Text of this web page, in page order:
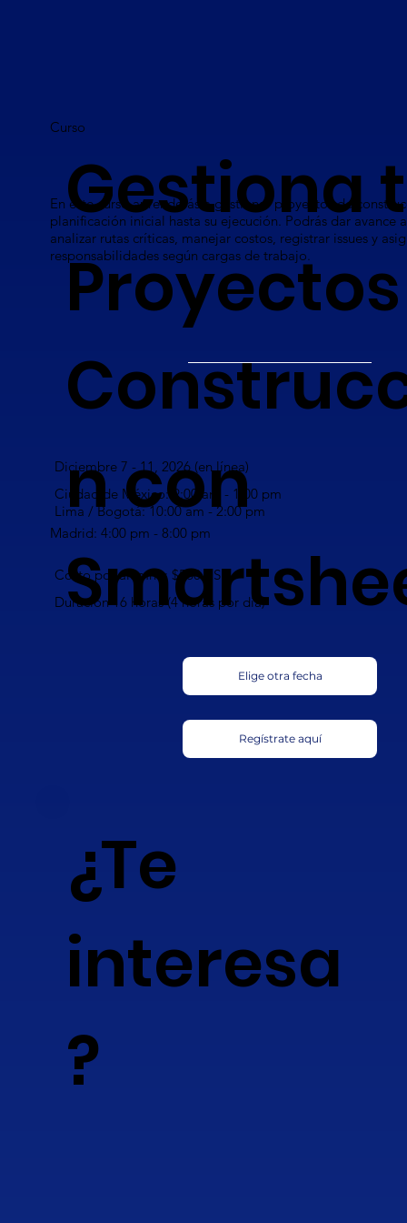
Gestiona
n con
Diciembre 7 - 11, 2026 (en línea)
Elige otra fecha
Curso
Duración 16 horas (4 horas por día)
Regístrate aquí
En este curso aprenderás a gestionar proyectos de
planificación inicial hasta su ejecución. Podrás dar avance
analizar rutas críticas, manejar costos, registrar issues y
responsabilidades según cargas de trabajo.
Costo por alumno: $560 USD
Lima / Bogotá: 10:00 am - 2:00 pm
Ciudad de México: 9:00 am - 1:00 pm
Madrid: 4:00 pm - 8:00 pm
¿Te
interesa
?